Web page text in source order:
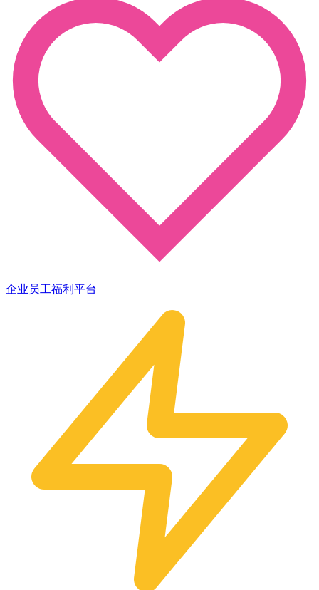
企业员工福利平台